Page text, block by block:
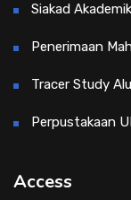
Siakad Akademik
Penerimaan
Tracer Study
Perpustakaan
Access